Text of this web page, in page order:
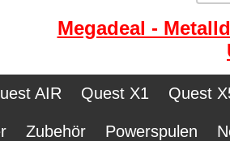
Megadeal -
AIR Quest X1 Quest
Zubehör Powerspulen